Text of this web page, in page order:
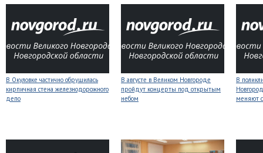
В Окуловке частично обрушилась
кирпичная стена железнодорожного
депо
В августе в Великом Новгороде
пройдут концерты под открытым
небом
В
меняют